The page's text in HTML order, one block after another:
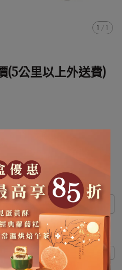
1 / 1
(5公里以上外送費)
規格說明